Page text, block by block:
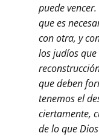
puede
que es
con otra, y
los judíos
que deben
tenemos el
ciertamente,
de lo que